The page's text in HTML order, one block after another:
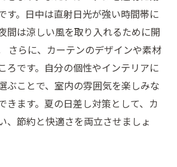
す。日中は直射日光が強い時間帯に
間は涼しい風を取り入れるために開
さらに、カーテンのデザインや素材
ろです。自分の個性やインテリアに
ぶことで、室内の雰囲気を楽しみな
きます。夏の日差し対策として、カ
、節約と快適さを両立させましょ